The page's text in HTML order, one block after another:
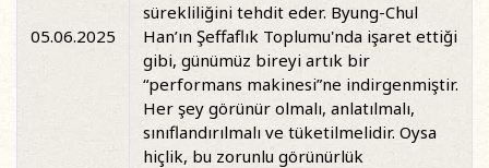
05.06.2025
sürekliliğini tehdit eder. Byung-Chul
Han’ın Şeffaflık Toplumu'nda işaret ettiği
gibi, günümüz bireyi artık bir
“performans makinesi”ne indirgenmiştir.
Her şey görünür olmalı, anlatılmalı,
sınıflandırılmalı ve tüketilmelidir. Oysa
hiçlik, bu zorunlu görünürlük